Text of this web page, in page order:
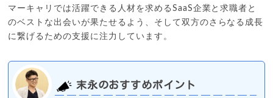
マーキャリでは活躍できる人材を求めるSaaS企業と求職者と
のベストな出会いが果たせるよう、そして双方のさらなる成長
に繋げるための支援に注力しています。
末永のおすすめポイント